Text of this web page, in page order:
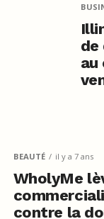
de
au
BEAUTÉ il y a 7 ans
WholyMe
contre la